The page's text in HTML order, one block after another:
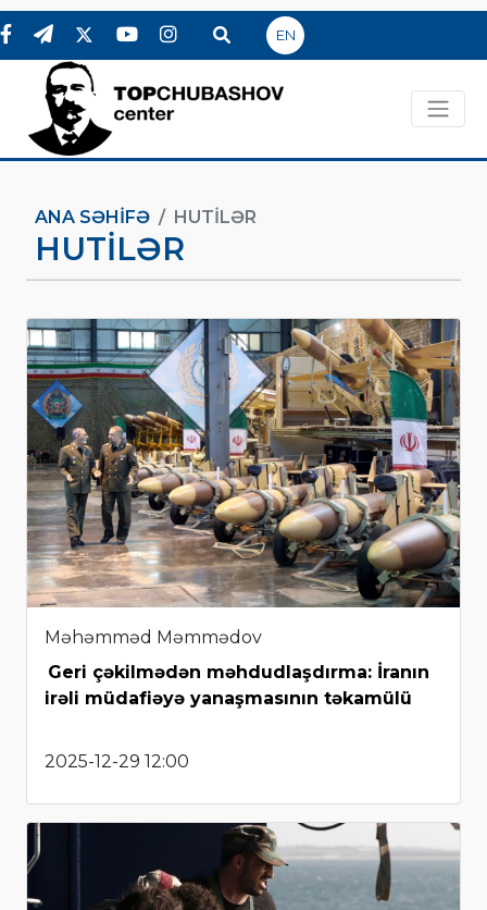
EN
ANA SƏHIFƏ HUTILƏR
HUTILƏR
Məhəmməd Məmmədov
Geri çəkilmədən məhdudlaşdırma: İranın
irəli müdafiəyə yanaşmasının təkamülü
2025-12-29 12:00